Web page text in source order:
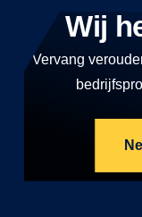
Wij
Vervang